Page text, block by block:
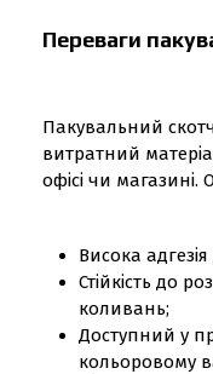
Переваги
Пакувальний
витратний
офісі чи магазині.
Висока
Стійкість до
коливань;
Доступний у
кольоровому